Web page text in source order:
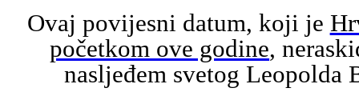
Ovaj povijesni datum, koji je
početkom ove godine,
nasljeđem svetog Leopolda